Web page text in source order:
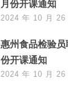
月份开课通知
2024 年 10 月 26
惠州食品检验员
份开课通知
2024 年 10 月 26